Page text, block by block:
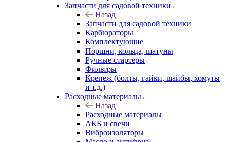
Запчасти для садовой техники
Назад
Запчасти для садовой техники
Карбюраторы
Комплектующие
Поршни, кольца, шатуны
Ручные стартеры
Фильтры
Крепеж (болты, гайки, шайбы, хомуты
и т.д.)
Расходные материалы
Назад
Расходные материалы
АКБ и свечи
Виброизоляторы